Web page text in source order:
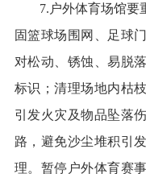
7.户外体育场馆要
固篮球场围网、足球
对松动、锈蚀、易脱
标识；清理场地内枯
引发火灾及物品坠落
路，避免沙尘堆积引
理。暂停户外体育赛